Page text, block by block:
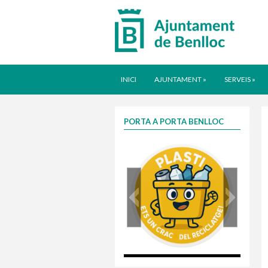
INICI AJUNTAMENT » SERVEIS »
PORTA A PORTA BENLLOC